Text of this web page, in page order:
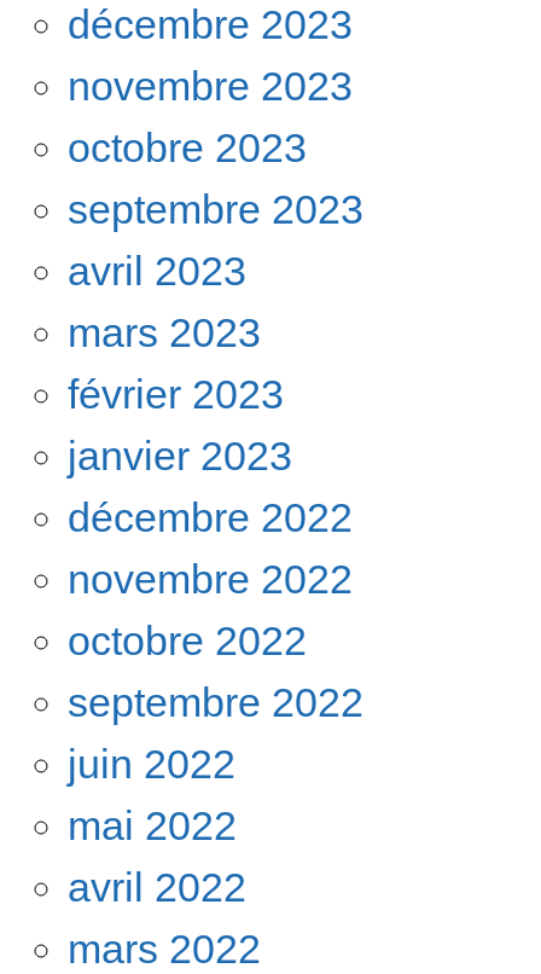
décembre 2023
novembre 2023
octobre 2023
septembre 2023
avril 2023
mars 2023
février 2023
janvier 2023
décembre 2022
novembre 2022
octobre 2022
septembre 2022
juin 2022
mai 2022
avril 2022
mars 2022